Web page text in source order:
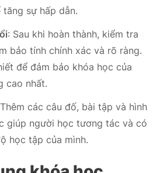
sự hấp dẫn.
: Sau khi hoàn thành, kiểm tra
bảo tính chính xác và rõ ràng.
để đảm bảo khóa học của
cao nhất.
các câu đố, bài tập và hình
giúp người học tương tác và có
học tập của mình.